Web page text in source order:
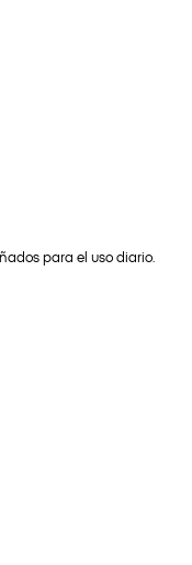
para el uso diario.